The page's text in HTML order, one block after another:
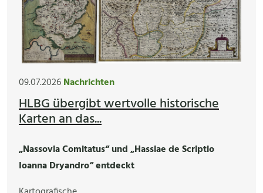
09.07.2026Nachrichten
HLBG übergibt wertvolle historische
Karten an das...
„Nassovia Comitatus“ und „Hassiae de Scriptio
Ioanna Dryandro“ entdeckt